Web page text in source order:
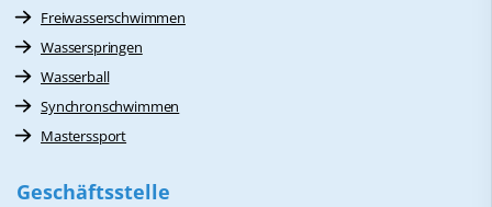
Freiwasserschwimmen
Wasserspringen
Wasserball
Synchronschwimmen
Masterssport
Geschäftsstelle